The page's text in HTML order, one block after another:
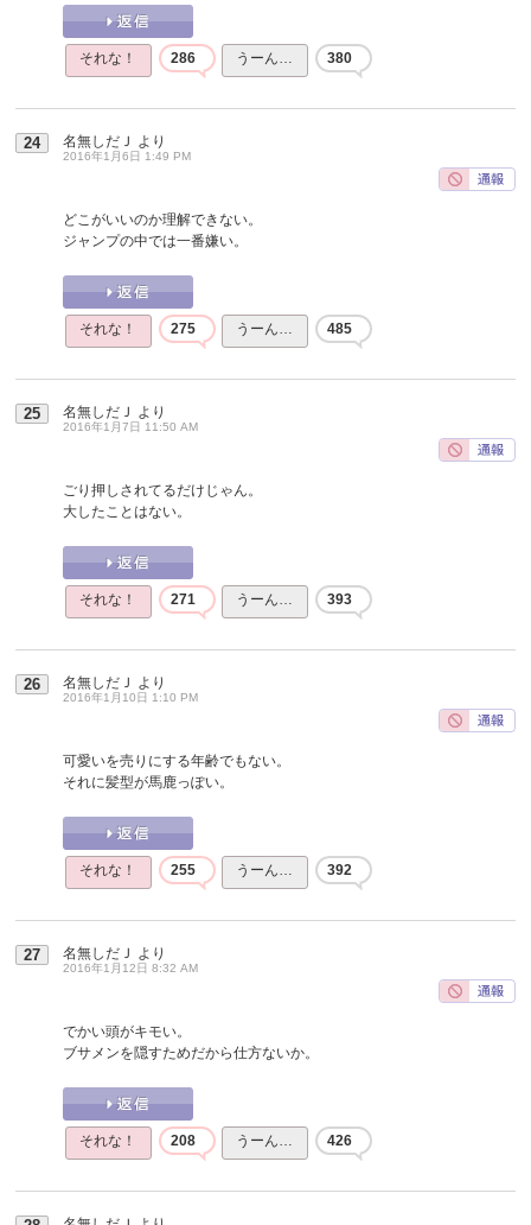
それな！ 286 うーん… 380
24 名無しだＪ より
2016年1月6日 1:49 PM
どこがいいのか理解できない。
ジャンプの中では一番嫌い。
それな！ 275 うーん… 485
25 名無しだＪ より
2016年1月7日 11:50 AM
ごり押しされてるだけじゃん。
大したことはない。
それな！ 271 うーん… 393
26 名無しだＪ より
2016年1月10日 1:10 PM
可愛いを売りにする年齢でもない。
それに髪型が馬鹿っぽい。
それな！ 255 うーん… 392
27 名無しだＪ より
2016年1月12日 8:32 AM
でかい頭がキモい。
ブサメンを隠すためだから仕方ないか。
それな！ 208 うーん… 426